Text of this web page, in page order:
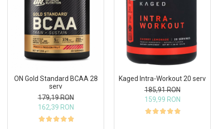
ON Gold Standard BCAA 28
serv
179,19 RON
162,39 RON
Kaged Intra-Workout 20 serv
185,91 RON
159,99 RON